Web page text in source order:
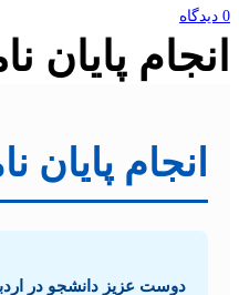
0 دیدگاه
انجام پایان
انجام پایان
دوست عزیز دانشجو در